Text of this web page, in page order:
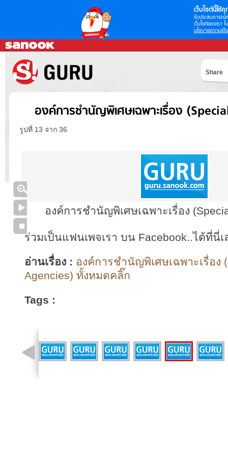
เว็บไซต์นี้ใช้คุ
รับประสบการณ์
เว็บไซต์ของเรา
นโยบายความเป็
Share
องค์การชำนัญพิเศษเฉพาะเรื่อง
รูปที่ 13 จาก 36
องค์การชำนัญพิเศษเฉพาะเรื่อง
ร่วมเป็นแฟนเพจเรา บน Facebook..ได้ที่นี่เ
อ่านเรื่อง : องค์การชำนัญพิเศษเฉพาะเรื่อง
Agencies) ทั้งหมดคลิ๊ก
Tags :